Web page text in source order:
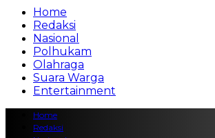
Home
Redaksi
Nasional
Polhukam
Olahraga
Suara Warga
Entertainment
Home
Redaksi